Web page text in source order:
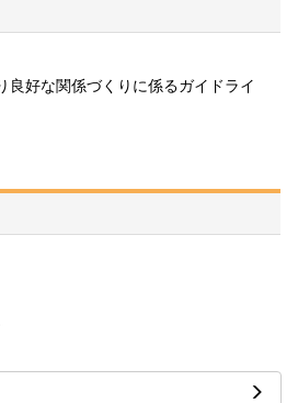
良好な関係づくりに係るガイドライ